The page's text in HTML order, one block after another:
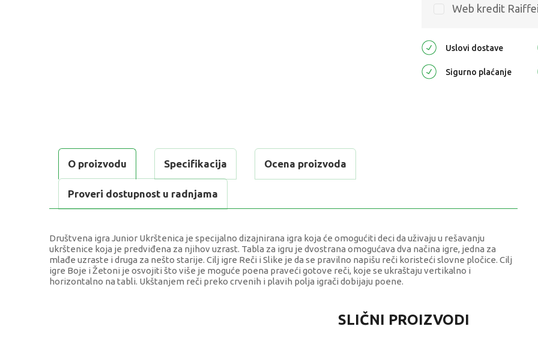
Web kredit
Uslovi dostave
Sigurno plaćanje
O proizvodu Specifikacija Ocena proizvoda
Proveri dostupnost u radnjama
Društvena igra Junior Ukrštenica je specijalno dizajnirana igra koja će omogućiti deci da uživaju u rešavanju
ukrštenice koja je predviđena za njihov uzrast. Tabla za igru je dvostrana omogućava dva načina igre, jedna za
mlađe uzraste i druga za nešto starije. Cilj igre Reči i Slike je da se pravilno napišu reči koristeći slovne pločice. Cilj
igre Boje i Žetoni je osvojiti što više je moguće poena praveći gotove reči, koje se ukraštaju vertikalno i
horizontalno na tabli. Ukštanjem reči preko crvenih i plavih polja igrači dobijaju poene.
Edukativne igračke
SLIČNI PROIZVODI